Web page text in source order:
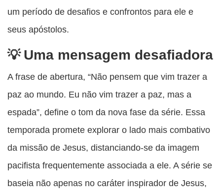
um período de desafios e confrontos para ele e
seus apóstolos.
Uma mensagem desafiadora
A frase de abertura, “Não pensem que vim trazer a
paz ao mundo. Eu não vim trazer a paz, mas a
espada”, define o tom da nova fase da série. Essa
temporada promete explorar o lado mais combativo
da missão de Jesus, distanciando-se da imagem
pacifista frequentemente associada a ele. A série se
baseia não apenas no caráter inspirador de Jesus,